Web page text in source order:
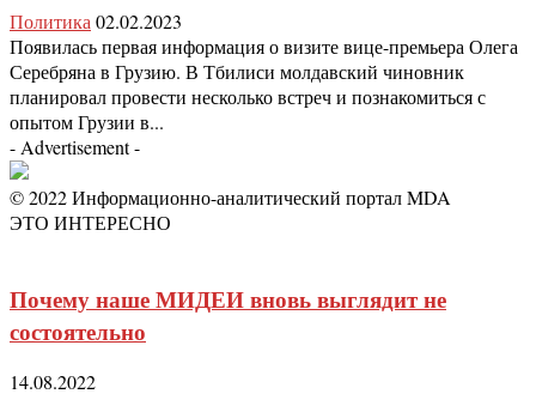
Политика 02.02.2023
Появилась первая информация о визите вице-премьера Олега
Серебряна в Грузию. В Тбилиси молдавский чиновник
планировал провести несколько встреч и познакомиться с
опытом Грузии в...
- Advertisement -
© 2022 Информационно-аналитический портал MDA
ЭТО ИНТЕРЕСНО
Почему наше МИДЕИ вновь выглядит не
состоятельно
14.08.2022